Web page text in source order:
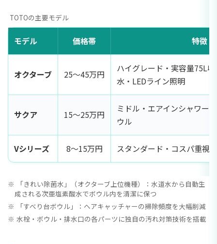
TOTOの主要モデル
モデル 価格帯 特徴
オクターブ 25〜45万円
ハイグレード・実容量75L
水・LEDライン照明
サクア 15〜25万円
ミドル・エアインシャワー
ウル
Vシリーズ 8〜15万円 スタンダード・コスパ重視
「きれい除菌水」（オクターブ上位機種）：水道水から自動生
成される次亜塩素酸水でボウル内を清潔に保つ
「すべり台ボウル」：ヘアキャッチャーの掃除頻度を大幅削減
水栓・ボウル・排水口の各パーツに独自の汚れ対策技術を搭載